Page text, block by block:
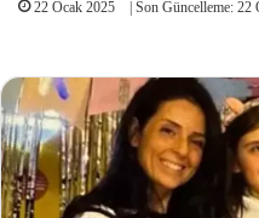
22 Ocak 2025 | Son Güncelleme: 22